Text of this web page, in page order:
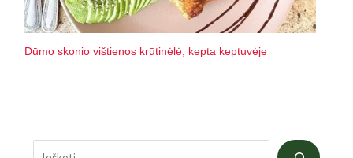
Dūmo skonio vištienos krūtinėlė, kepta keptuvėje